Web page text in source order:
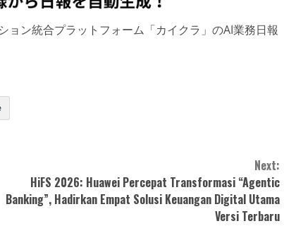
ン統合プラットフォーム「カイクラ」のAI業務日報
Next:
HiFS 2026: Huawei Percepat Transformasi “Agentic
Banking”, Hadirkan Empat Solusi Keuangan Digital Utama
Versi Terbaru